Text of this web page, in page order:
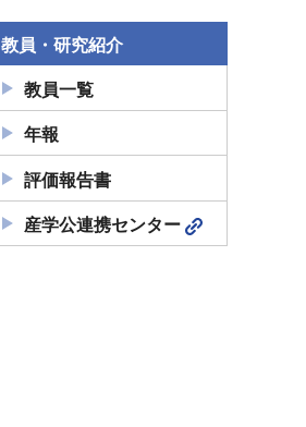
教員・研究紹介
教員一覧
年報
評価報告書
産学公連携センター